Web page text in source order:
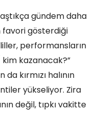
gündem daha
favori gösterdiği
performansların
kazanacak?”
kırmızı halının
yükseliyor. Zira
değil, tıpkı vakitte